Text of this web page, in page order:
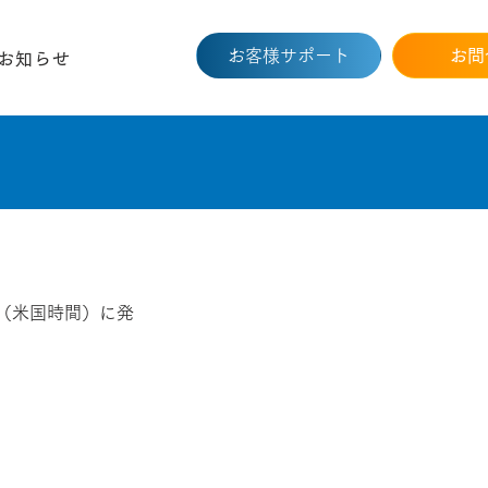
お知らせ お客様サポート お
米国時間）に発